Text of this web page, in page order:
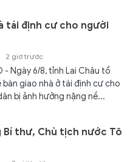
tái định cư cho người
2 giờ trước
- Ngày 6/8, tỉnh Lai Châu tổ
bàn giao nhà ở tái định cư cho
bị ảnh hưởng nặng nề...
Bí thư, Chủ tịch nước Tô